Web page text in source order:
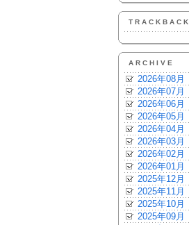
TRACKBACK
ARCHIVE
2026年08月
2026年07月
2026年06月
2026年05月
2026年04月
2026年03月
2026年02月
2026年01月
2025年12月
2025年11月
2025年10月
2025年09月